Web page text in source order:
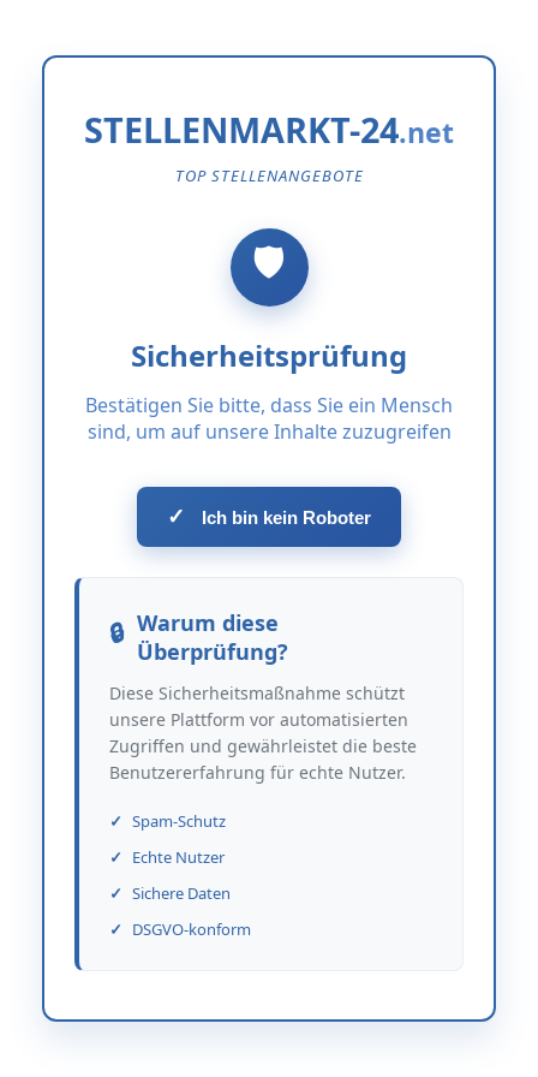
STELLENMARKT-24
TOP STELLENANGEBOTE
Sicherheitsprüfung
Bestätigen Sie bitte, dass Sie ein Mensch
sind, um auf unsere Inhalte zuzugreifen
✓ Ich bin kein Roboter
Warum diese
Überprüfung?
Diese Sicherheitsmaßnahme schützt
unsere Plattform vor automatisierten
Zugriffen und gewährleistet die beste
Benutzererfahrung für echte Nutzer.
Spam-Schutz
Echte Nutzer
Sichere Daten
DSGVO-konform